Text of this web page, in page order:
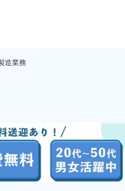
造業務
ミッショ
派遣社員
お仕事No.
01